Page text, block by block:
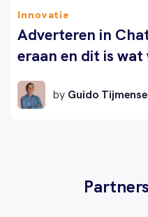
Innovatie
Adverteren in
eraan en dit is wat
by Guido